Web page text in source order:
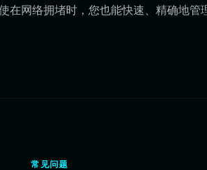
在网络拥堵时，您也能快速、精确地管
常见问题